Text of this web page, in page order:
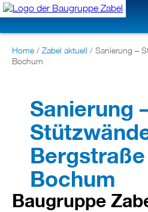
Home / Zabel aktuell / Sanierung –
Bochum
Sanierung
Bochum
Baugruppe